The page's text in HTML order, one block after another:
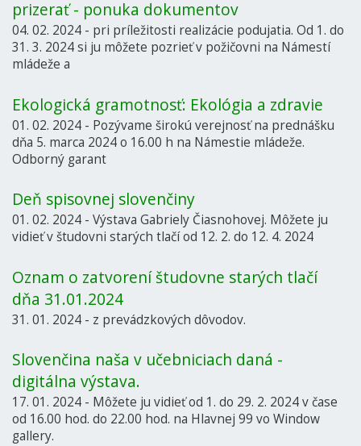
prizerať - ponuka dokumentov
04. 02. 2024 - pri príležitosti realizácie podujatia. Od 1. do
31. 3. 2024 si ju môžete pozrieť v požičovni na Námestí
mládeže a
Ekologická gramotnosť: Ekológia a zdravie
01. 02. 2024 - Pozývame širokú verejnosť na prednášku
dňa 5. marca 2024 o 16.00 h na Námestie mládeže.
Odborný garant
Deň spisovnej slovenčiny
01. 02. 2024 - Výstava Gabriely Čiasnohovej. Môžete ju
vidieť v študovni starých tlačí od 12. 2. do 12. 4. 2024
Oznam o zatvorení študovne starých tlačí
dňa 31.01.2024
31. 01. 2024 - z prevádzkových dôvodov.
Slovenčina naša v učebniciach daná -
digitálna výstava.
17. 01. 2024 - Môžete ju vidieť od 1. do 29. 2. 2024 v čase
od 16.00 hod. do 22.00 hod. na Hlavnej 99 vo Window
gallery.